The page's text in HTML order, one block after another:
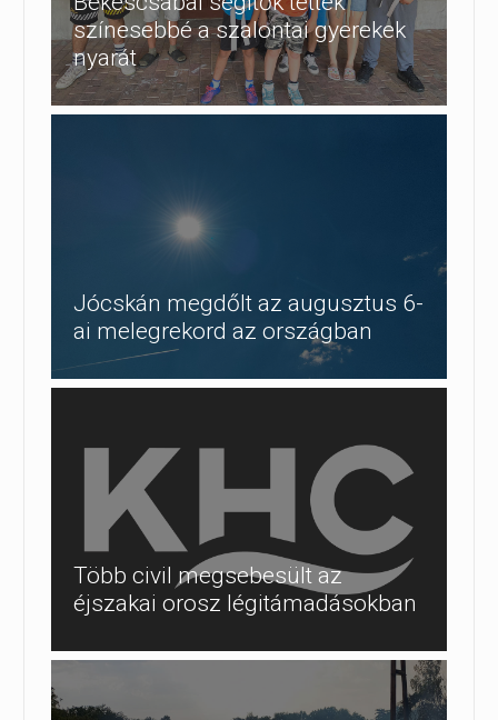
színesebbé a szalontai gyerekek
nyarát
Jócskán megdőlt az augusztus 6-
ai melegrekord az országban
Több civil megsebesült az
éjszakai orosz légitámadásokban